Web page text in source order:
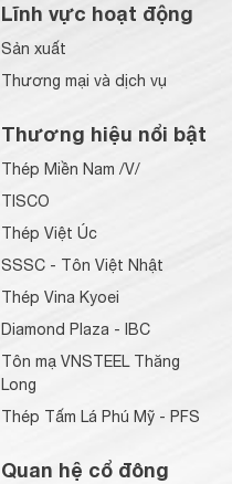
Lĩnh vực hoạt động
Sản xuất
Thương mại và dịch vụ
Thương hiệu nổi bật
Thép Miền Nam /V/
TISCO
Thép Việt Úc
SSSC - Tôn Việt Nhật
Thép Vina Kyoei
Diamond Plaza - IBC
Tôn mạ VNSTEEL Thăng
Long
Thép Tấm Lá Phú Mỹ - PFS
Quan hệ cổ đông